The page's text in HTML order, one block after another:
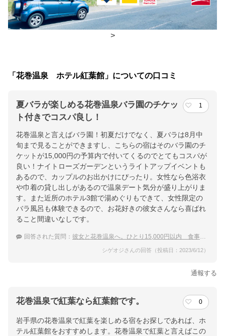
夕食 レストラン(バイキング)
花巻IC：右折後直進4km（5分）、JR新花巻駅・JR花巻駅：無料
送迎バス20分（定時運行・完全予約制）
提供：楽天トラベル
楽天トラベルで
ホテル詳細を詳しく見る
>
「花巻温泉 ホテル紅葉館」についての口コミ
夏バラが楽しめる花巻温泉バラ園のチケッ
ト付きでコスパ良し！
1
花巻温泉と言えばバラ園！初夏だけでなく、夏バラは8月中
旬まで見ることができますし、こちらの宿はそのバラ園のチ
ケットが15,000円の予算内で付いてくるのでとてもコスパが
良い！ナイトローズガーデンというライトアップイベントも
あるので、カップルのお出かけにぴったり。女性なら色浴衣
や巾着の貸し出しがあるので温泉デート気分が盛り上がりま
す。また近所のホテル3館で湯めぐりもできて、女性限定の
バラ風呂も体験できるので、お花好きの彼女さんなら喜ばれ
ること間違いなしです。
回答された質問： 彼女と花巻温泉へ。ひとり15,000円以内 食事付きの温泉宿
シゲオジさんの回答（投稿日：2023/6/12）
通報する
花巻温泉で紅葉なら紅葉館です。 0
岩手県の花巻温泉で紅葉を楽しめる宿をお探しであれば、ホ
テル紅葉館をおすすめします。花巻温泉で紅葉と言えばこの